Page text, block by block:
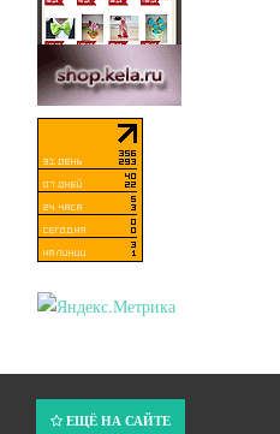
ЕЩЁ НА САЙТЕ